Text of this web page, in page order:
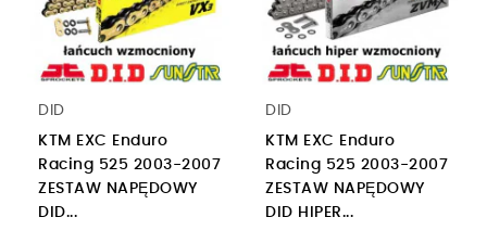
DID
KTM EXC Enduro
Racing 525 2003-2007
ZESTAW NAPĘDOWY
DID...
DID
KTM EXC Enduro
Racing 525 2003-2007
ZESTAW NAPĘDOWY
DID HIPER...